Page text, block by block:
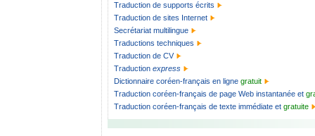
Traduction de supports écrits
Traduction de sites Internet
Secrétariat multilingue
Traductions techniques
Traduction de CV
Traduction express
Dictionnaire coréen-français en ligne gratuit
Traduction coréen-français de page Web instantanée et
Traduction coréen-français de texte immédiate et gratuite